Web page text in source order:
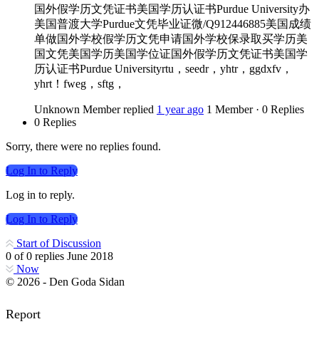
国外假学历文凭证书美国学历认证书Purdue University办
美国普渡大学Purdue文凭毕业证微/Q912446885美国成绩
单做国外学校假学历文凭申请国外学校保录取买学历美
国文凭美国学历美国学位证国外假学历文凭证书美国学
历认证书Purdue Universityrtu，seedr，yhtr，ggdxfv，
yhrt！fweg，sftg，
Unknown Member replied 1 year ago 1 Member · 0 Replies
0 Replies
Sorry, there were no replies found.
Log In to Reply
Log in to reply.
Log In to Reply
Start of Discussion
0 of0 replies June 2018
Now
© 2026 - Den Goda Sidan
Report